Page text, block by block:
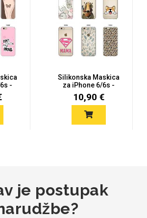
-
Silikonska Maskica
za iPhone 6/6s -
Šareni mot...
10,90 €
je postupak